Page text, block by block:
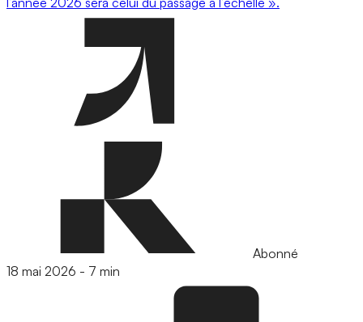
Abonné
18 mai 2026 - 7 min